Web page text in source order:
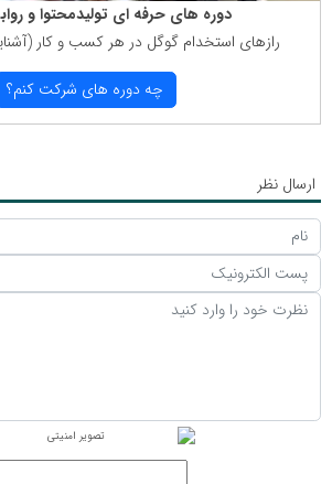
دوره های حرفه ای تولیدمحتوا و
رازهای استخدام گوگل در هر كسب و كار
چه دوره های شركت كنم؟
ارسال نظر